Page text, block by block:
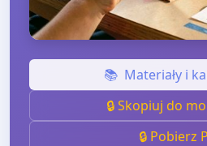
📚 Materiały i
🔒 Skopiuj do
🔒 Pobierz